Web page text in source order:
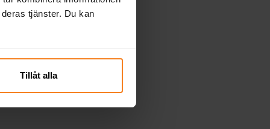
tjänster. Du kan
Tillåt alla